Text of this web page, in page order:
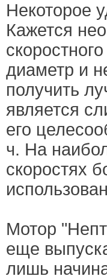
Некоторое
Кажется
диаметр и
получить
является
его
ч. На
скоростях
Мотор
еще
лишь